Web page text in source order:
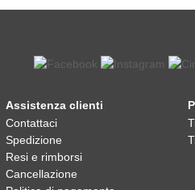
Assistenza clienti
Contattaci
Spedizione
Resi e rimborsi
Cancellazione